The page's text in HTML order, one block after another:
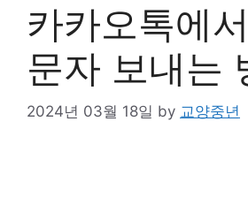
카카오톡에
문자 보내는
2024년 03월 18일 by 교양중년